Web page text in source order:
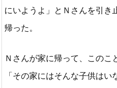
にいようよ」とＮさんを引き
帰った。
Ｎさんが家に帰って、このこ
「その家にはそんな子供はい